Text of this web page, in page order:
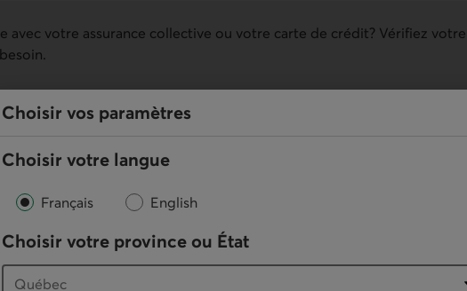
Choisir vos paramètres
Choisir votre langue
Français English
Choisir votre province ou État
avec votre assurance collective ou votre carte de crédit? Vérifiez
besoins. Profitez du lorsque vous
médicaux d’urgence jusqu’à concurrence de 5 M$ par personne